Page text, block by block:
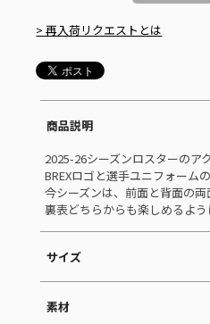
> 再入荷リクエストとは
商品説明
2025-26シーズンロスターのア
BREXロゴと選手ユニフォーム
今シーズンは、前面と背面の両
裏表どちらからも楽しめるよう
サイズ
素材